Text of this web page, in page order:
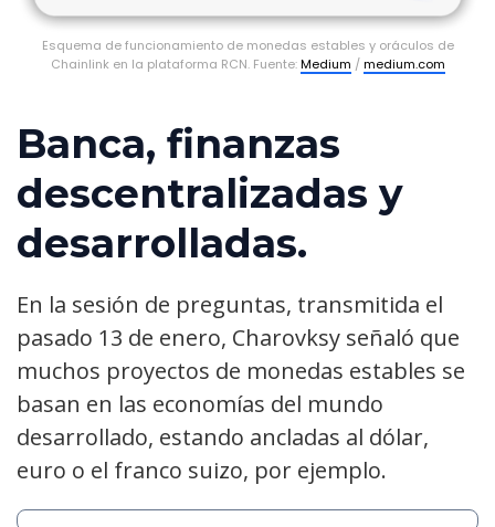
Esquema de funcionamiento de monedas estables y oráculos de
Chainlink en la plataforma RCN. Fuente:Medium /medium.com
Banca, finanzas
descentralizadas y
desarrolladas.
En la sesión de preguntas, transmitida el
pasado 13 de enero, Charovksy señaló que
muchos proyectos de monedas estables se
basan en las economías del mundo
desarrollado, estando ancladas al dólar,
euro o el franco suizo, por ejemplo.